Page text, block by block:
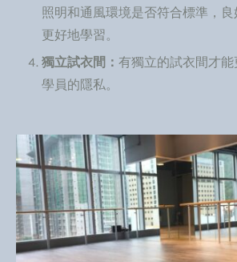
照明和通風環境是否符合標準，良
更好地學習。
獨立試衣間： 有獨立的試衣間才
學員的隱私。